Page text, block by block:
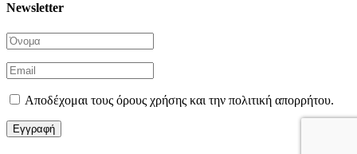
Newsletter
Αποδέχομαι τους όρους χρήσης και την πολιτική απορρήτου.